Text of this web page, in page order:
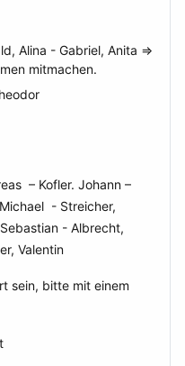
Alina - Gabriel, Anita =>
mitmachen.
– Kofler. Johann –
- Streicher,
- Albrecht,
Valentin
sein, bitte mit einem